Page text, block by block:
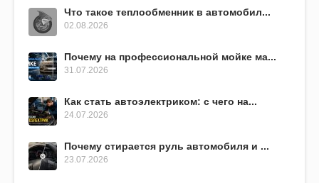
Что такое теплообменник в автомобил...
02.08.2026
Почему на профессиональной мойке ма...
31.07.2026
Как стать автоэлектриком: с чего на...
24.07.2026
Почему стирается руль автомобиля и ...
23.07.2026